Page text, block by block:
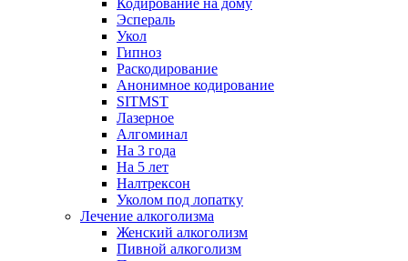
Кодирование на дому
Эспераль
Укол
Гипноз
Раскодирование
Анонимное кодирование
SITMST
Лазерное
Алгоминал
На 3 года
На 5 лет
Налтрексон
Уколом под лопатку
Лечение алкоголизма
Женский алкоголизм
Пивной алкоголизм